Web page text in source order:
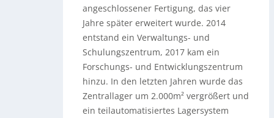
angeschlossener Fertigung, das vier
Jahre später erweitert wurde. 2014
entstand ein Verwaltungs- und
Schulungszentrum, 2017 kam ein
Forschungs- und Entwicklungszentrum
hinzu. In den letzten Jahren wurde das
Zentrallager um 2.000m² vergrößert und
ein teilautomatisiertes Lagersystem